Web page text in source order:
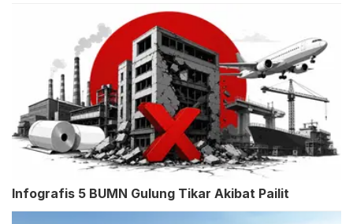
Infografis 5 BUMN Gulung Tikar Akibat Pailit